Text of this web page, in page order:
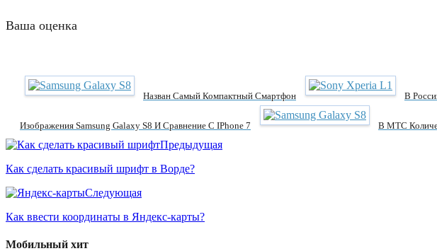
Ваша оценка
Назван Самый Компактный Смартфон В
Изображения Samsung Galaxy S8 И Сравнение С IPhone 7 В МТС
Предыдущая
Как сделать красивый шрифт в Ворде?
Следующая
Как ввести координаты в Яндекс-карты?
Мобильный хит